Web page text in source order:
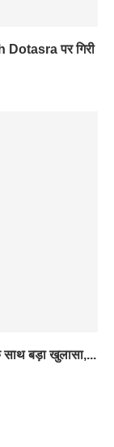
Dotasra पर गिरी
बड़ा खुलासा,...